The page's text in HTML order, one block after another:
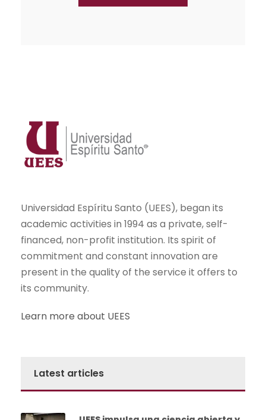
Universidad Espíritu Santo (UEES), began its
academic activities in 1994 as a private, self-
financed, non-profit institution. Its spirit of
commitment and constant innovation are
present in the quality of the service it offers to
its community.
Learn more about UEES
Latest articles